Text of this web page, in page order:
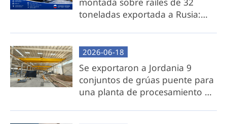
Paquete de componentes de grúa aérea
localmente por el cliente).
Beneficios clave:
Costos de transporte reducidos: elimine
toneladas exportada a Rusia:
2026-06-18
Se exportaron a Jordania 9
conjuntos de grúas puente para
una planta de procesamiento de